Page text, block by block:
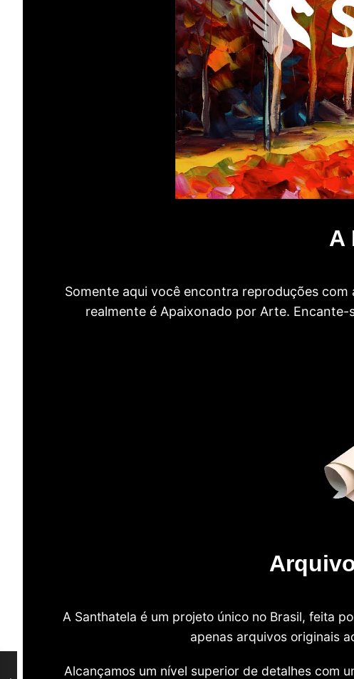
A
Somente aqui você encontra reproduções
realmente é Apaixonado por Arte.
A Santhatela é um projeto único no Brasil, feita
apenas arquivos originais
Alcançamos um nível superior de detalhes com